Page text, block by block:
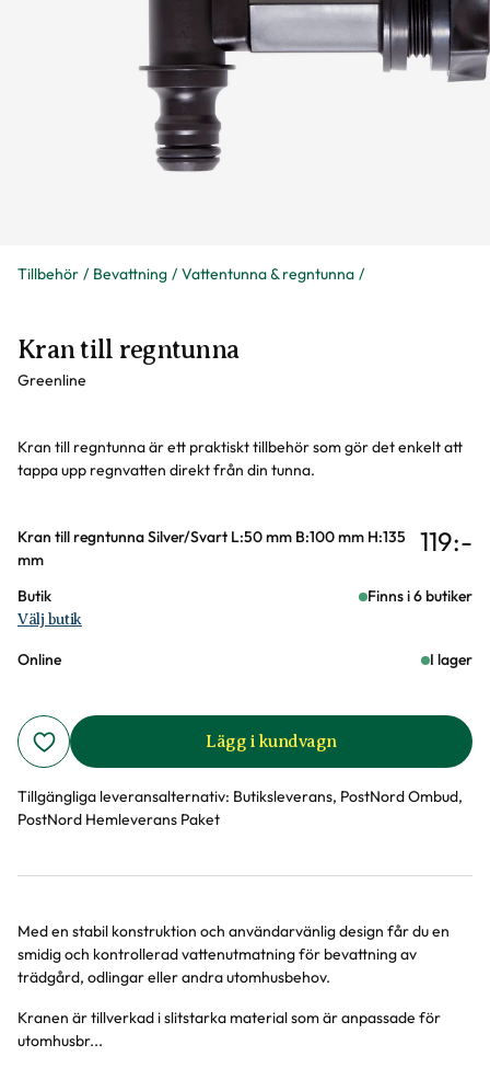
Tillbehör Bevattning Vattentunna & regntunna
Kran till regntunna
Greenline
Kran till regntunna är ett praktiskt tillbehör som gör det enkelt att
tappa upp regnvatten direkt från din tunna.
Varianter
Kran till regntunna Silver/Svart L:50 mm B:100 mm H:135
mm
119:-
Butik Finns i 6 butiker
Välj butik
Online I lager
Lägg i kundvagn
Tillgängliga leveransalternativ: Butiksleverans, PostNord Ombud,
PostNord Hemleverans Paket
Produktinformation
Med en stabil konstruktion och användarvänlig design får du en
smidig och kontrollerad vattenutmatning för bevattning av
trädgård, odlingar eller andra utomhusbehov.
Kranen är tillverkad i slitstarka material som är anpassade för
utomhusbr...